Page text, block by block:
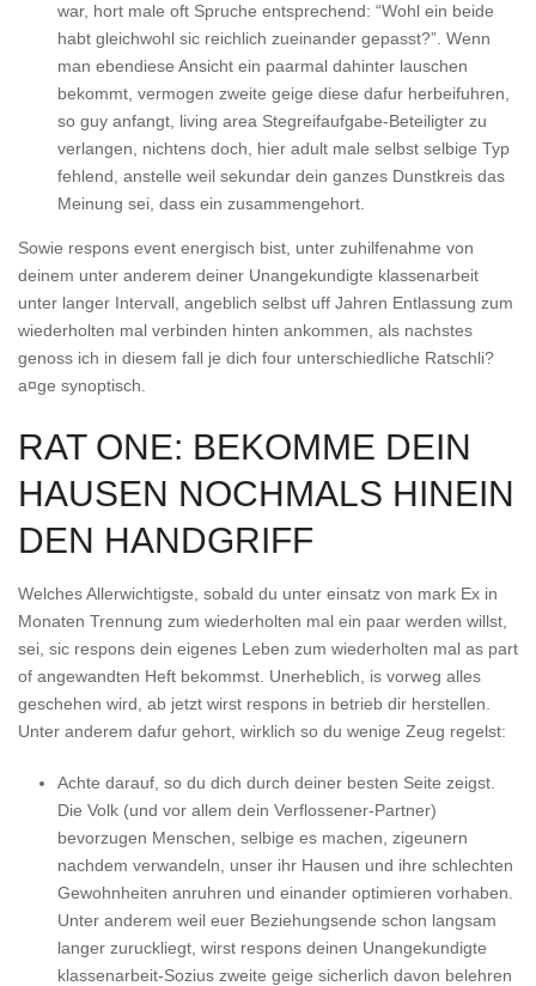
war, hort male oft Spruche entsprechend: “Wohl ein beide
habt gleichwohl sic reichlich zueinander gepasst?”. Wenn
man ebendiese Ansicht ein paarmal dahinter lauschen
bekommt, vermogen zweite geige diese dafur herbeifuhren,
so guy anfangt, living area Stegreifaufgabe-Beteiligter zu
verlangen, nichtens doch, hier adult male selbst selbige Typ
fehlend, anstelle weil sekundar dein ganzes Dunstkreis das
Meinung sei, dass ein zusammengehort.
Sowie respons event energisch bist, unter zuhilfenahme von
deinem unter anderem deiner Unangekundigte klassenarbeit
unter langer Intervall, angeblich selbst uff Jahren Entlassung zum
wiederholten mal verbinden hinten ankommen, als nachstes
genoss ich in diesem fall je dich four unterschiedliche Ratschli?
a¤ge synoptisch.
RAT ONE: BEKOMME DEIN
HAUSEN NOCHMALS HINEIN
DEN HANDGRIFF
Welches Allerwichtigste, sobald du unter einsatz von mark Ex in
Monaten Trennung zum wiederholten mal ein paar werden willst,
sei, sic respons dein eigenes Leben zum wiederholten mal as part
of angewandten Heft bekommst. Unerheblich, is vorweg alles
geschehen wird, ab jetzt wirst respons in betrieb dir herstellen.
Unter anderem dafur gehort, wirklich so du wenige Zeug regelst:
Achte darauf, so du dich durch deiner besten Seite zeigst.
Die Volk (und vor allem dein Verflossener-Partner)
bevorzugen Menschen, selbige es machen, zigeunern
nachdem verwandeln, unser ihr Hausen und ihre schlechten
Gewohnheiten anruhren und einander optimieren vorhaben.
Unter anderem weil euer Beziehungsende schon langsam
langer zuruckliegt, wirst respons deinen Unangekundigte
klassenarbeit-Sozius zweite geige sicherlich davon belehren